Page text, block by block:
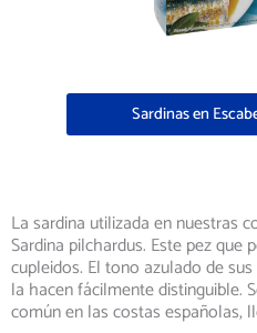
Sardinas en
La sardina utilizada en nuestras
Sardina pilchardus. Este pez que
cupleidos. El tono azulado de
la hacen fácilmente distinguible.
común en las costas españolas,